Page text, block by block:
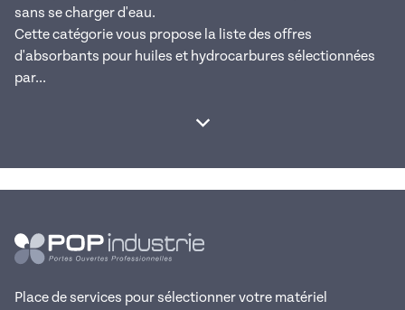
sans se charger d'eau.
Cette catégorie vous propose la liste des offres
d'absorbants pour huiles et hydrocarbures sélectionnées
par...
Afficher la suite
Place de services pour sélectionner votre matériel